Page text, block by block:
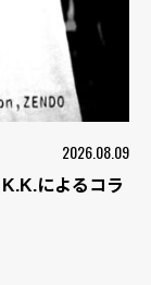
2026.08.09
によるコラ